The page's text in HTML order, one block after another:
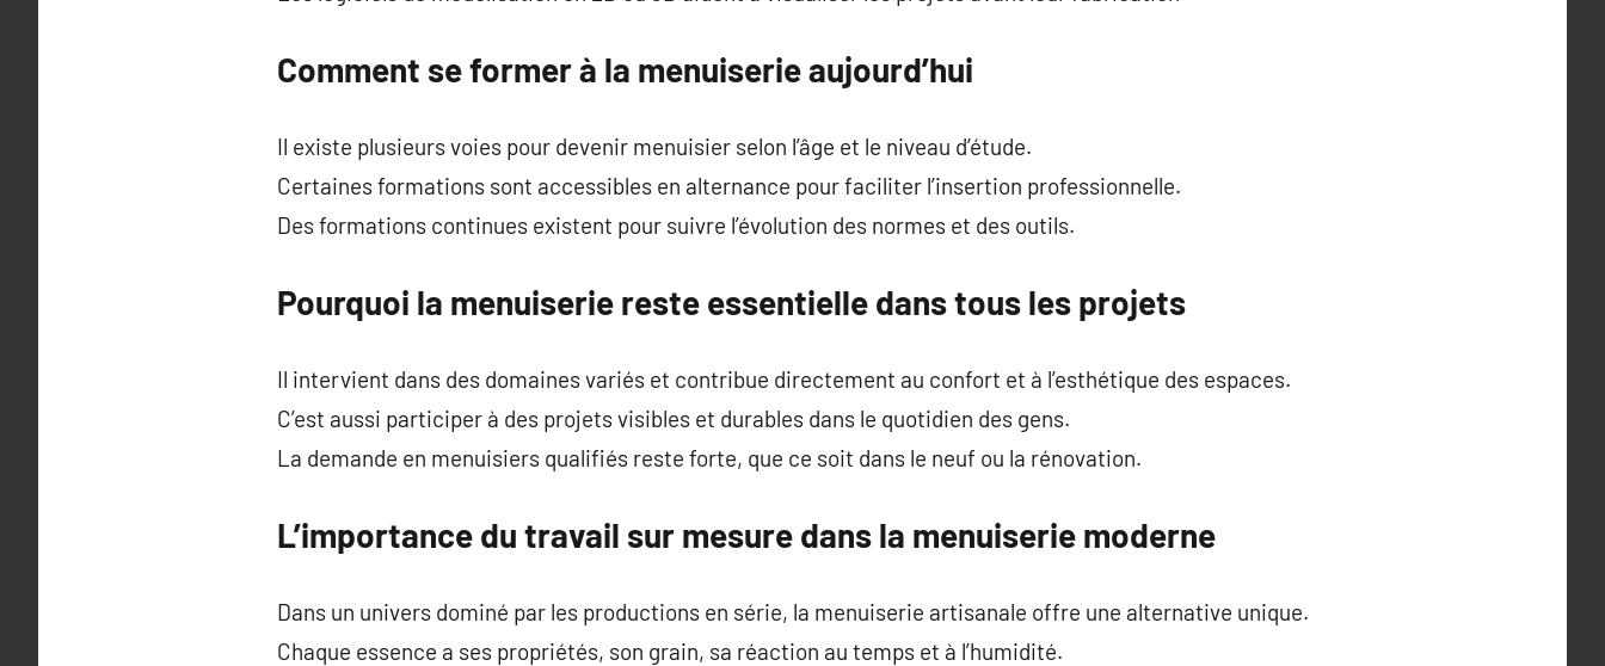
Comment se former à la menuiserie aujourd’hui
Il existe plusieurs voies pour devenir menuisier selon l’âge et le niveau d’étude.
Certaines formations sont accessibles en alternance pour faciliter l’insertion professionnelle.
Des formations continues existent pour suivre l’évolution des normes et des outils.
Pourquoi la menuiserie reste essentielle dans tous les projets
Il intervient dans des domaines variés et contribue directement au confort et à l’esthétique des espaces.
C’est aussi participer à des projets visibles et durables dans le quotidien des gens.
La demande en menuisiers qualifiés reste forte, que ce soit dans le neuf ou la rénovation.
L’importance du travail sur mesure dans la menuiserie moderne
Dans un univers dominé par les productions en série, la menuiserie artisanale offre une alternative unique.
Chaque essence a ses propriétés, son grain, sa réaction au temps et à l’humidité.